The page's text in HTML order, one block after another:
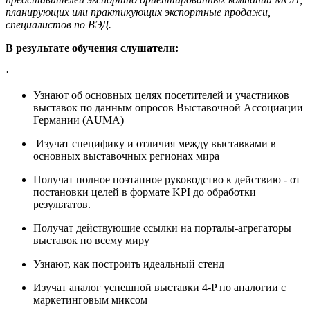
планирующих или практикующих экспортные продажи,
специалистов по ВЭД.
В результате обучения слушатели:
·
Узнают об основных целях посетителей и участников
выставок по данным опросов Выставочной Ассоциации
Германии (AUMA)
Изучат специфику и отличия между выставками в
основных выставочных регионах мира
Получат полное поэтапное руководство к действию - от
постановки целей в формате KPI до обработки
результатов.
Получат действующие ссылки на порталы-агрегаторы
выставок по всему миру
Узнают, как построить идеальный стенд
Изучат аналог успешной выставки 4-P по аналогии c
маркетинговым миксом